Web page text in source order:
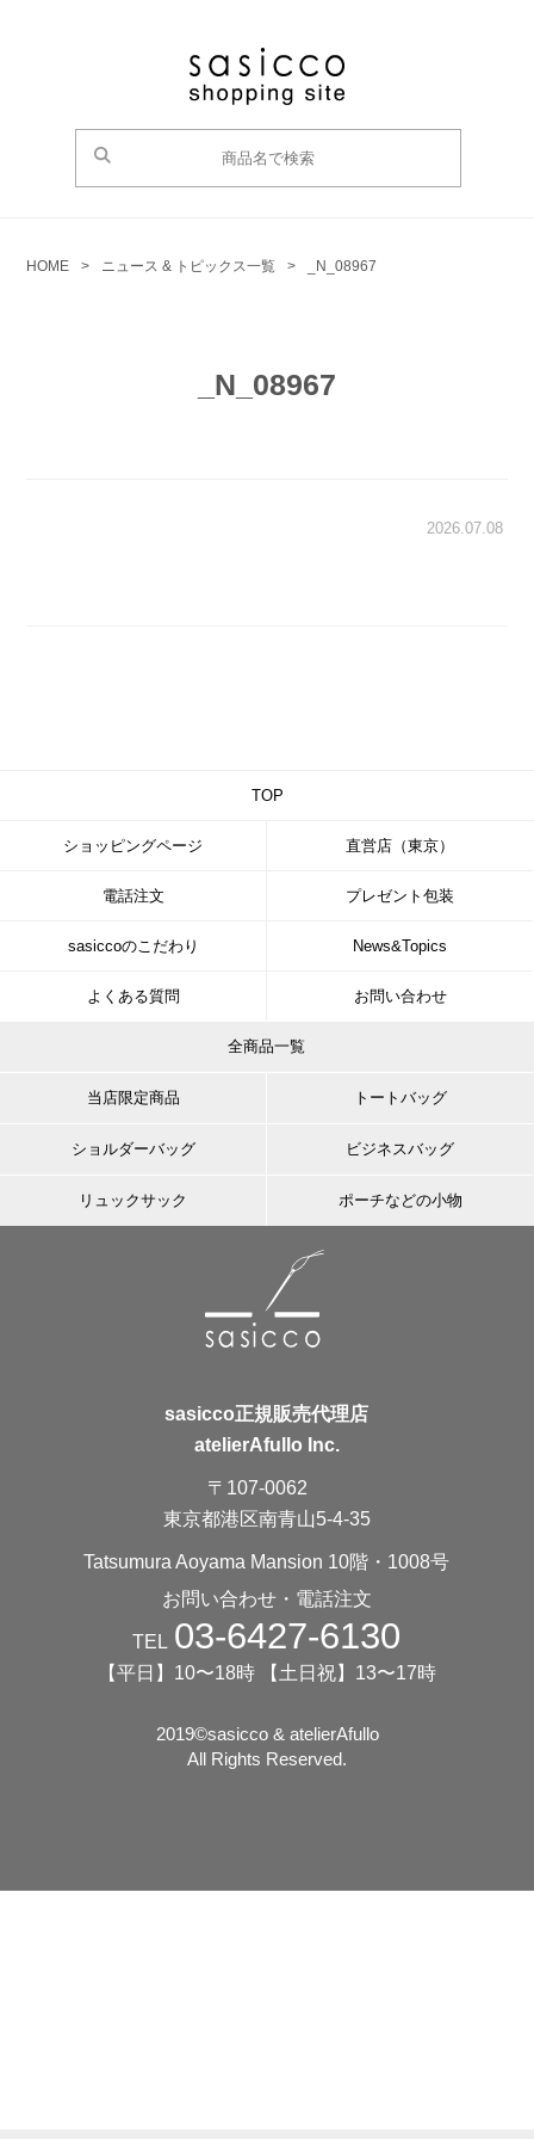
HOME > ニュース & トピックス一覧 > _N_08967
_N_08967
2026.07.08
TOP
ショッピングページ 直営店（東京）
電話注文 プレゼント包装
sasiccoのこだわり News&Topics
よくある質問 お問い合わせ
全商品一覧
当店限定商品 トートバッグ
ショルダーバッグ ビジネスバッグ
リュックサック ポーチなどの小物
sasicco正規販売代理店
atelierAfullo Inc.
〒107-0062
東京都港区南青山5-4-35
Tatsumura Aoyama Mansion 10階・1008号
お問い合わせ・電話注文
TEL 03-6427-6130
【平日】10〜18時 【土日祝】13〜17時
2019©️sasicco & atelierAfullo
All Rights Reserved.